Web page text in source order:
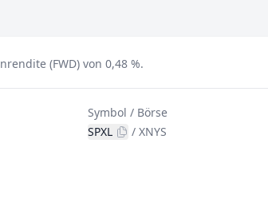
(FWD) von 0,48 %.
Symbol / Börse
SPXL
/XNYS